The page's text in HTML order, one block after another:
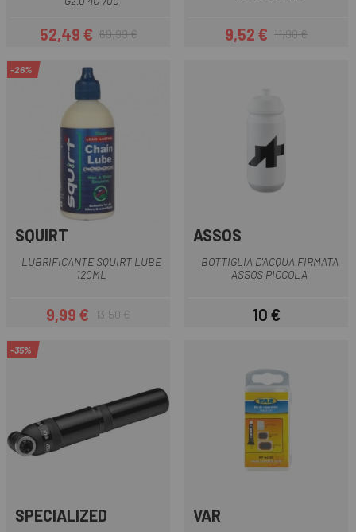
Prezzo
52,49 €Prezzo base
69,99 €
Prezzo
9,52 €Prezzo base
11,90 €
-26%
SQUIRT
LUBRIFICANTE SQUIRT LUBE
120ML
Prezzo
9,99 €Prezzo base
13,50 €
ASSOS
BOTTIGLIA D'ACQUA FIRMATA
ASSOS PICCOLA
Prezzo
10 €
-35%
SPECIALIZED VAR